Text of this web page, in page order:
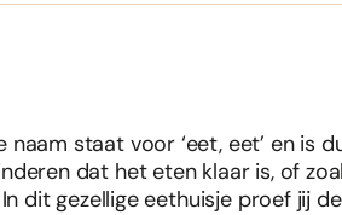
staat voor ‘eet, eet’ en is
dat het eten klaar is, of
dit gezellige eethuisje proef jij